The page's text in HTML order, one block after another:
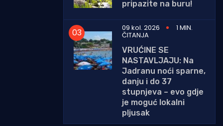
pripazite na buru!
09 kol. 2026 1 MIN.
ČITANJA
VRUĆINE SE
NASTAVLJAJU: Na
Jadranu noći sparne,
danju i do 37
stupnjeva – evo gdje
je moguć lokalni
pljusak